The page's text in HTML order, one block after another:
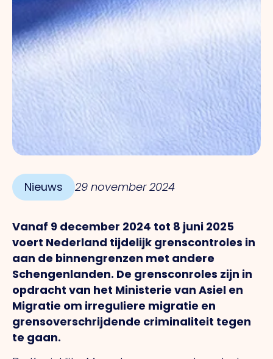
Nieuws 29 november 2024
Vanaf 9 december 2024 tot 8 juni 2025
voert Nederland tijdelijk grenscontroles in
aan de binnengrenzen met andere
Schengenlanden. De grensconroles zijn in
opdracht van het Ministerie van Asiel en
Migratie om irreguliere migratie en
grensoverschrijdende criminaliteit tegen
te gaan.